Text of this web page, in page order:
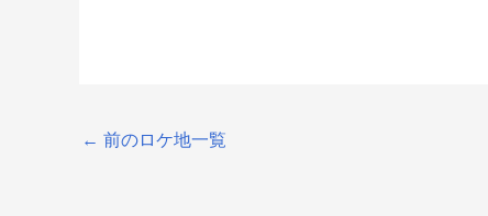
← 前のロケ地一覧